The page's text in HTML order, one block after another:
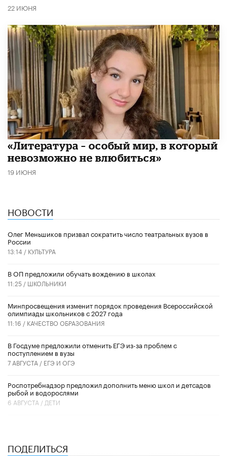
22 ИЮНЯ
​«Литература – особый мир, в который
невозможно не влюбиться»
19 ИЮНЯ
НОВОСТИ
Олег Меньшиков призвал сократить число театральных вузов в
России
13:14 / КУЛЬТУРА
В ОП предложили обучать вождению в школах
11:25 / ШКОЛЬНИКИ
Минпросвещения изменит порядок проведения Всероссийской
олимпиады школьников с 2027 года
11:16 / КАЧЕСТВО ОБРАЗОВАНИЯ
В Госдуме предложили отменить ЕГЭ из-за проблем с
поступлением в вузы
7 АВГУСТА / ЕГЭ И ОГЭ
Роспотребнадзор предложил дополнить меню школ и детсадов
рыбой и водорослями
6 АВГУСТА / ДЕТИ
ПОДЕЛИТЬСЯ